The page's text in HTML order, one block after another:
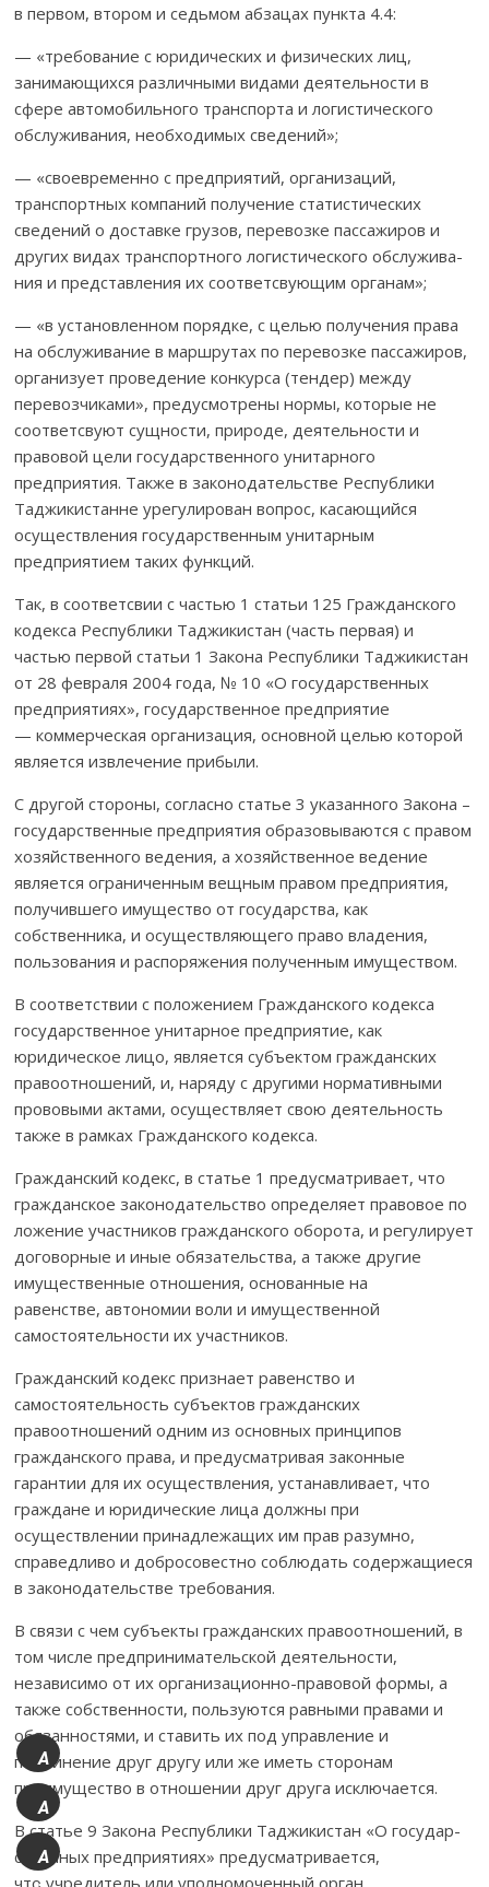
в первом, втором и седьмом абзацах пункта 4.4:
— «требование с юридических и физических лиц,
занимающихся различными видами деятельности в
сфере автомобильного транспорта и логистического
обслуживания, необходимых сведений»;
— «своевременно с предприятий, организаций,
транспорт­ных ком­па­ний получение статистических
сведений о доставке грузов, перевозке пассажиров и
других видах транспортного логистического обслужива­
ния и представления их соответсвующим органам»;
— «в установленном порядке, с целью получения права
на обслужи­вание в маршрутах по перевозке пассажиров,
организует проведение конкурса (тендер) между
перевозчиками», предусмотрены нормы, кото­рые не
соответсвуют сущности, природе, деятельности и
правовой цели государственного унитарного
предприятия. Также в законода­тельстве Республики
Таджикистанне урегулирован вопрос, касающийся
осущест­вления государ­ствен­ным унитарным
предприятием таких функций.
Так, в соответсвии с частью 1 статьи 125 Гражданского
кодекса Рес­пуб­лики Таджикистан (часть первая) и
частью первой статьи 1 Закона Республики Таджикистан
от 28 февраля 2004 года, № 10 «О государ­ственных
предприятиях», государственное предприятие
— коммерческая организация, основной целью которой
является извлечение прибыли.
С другой стороны, согласно статье 3 указанного Закона –
государственные предприятия образовываются с правом
хозяйственного ведения, а хозяйственное ведение
является ограниченным вещным правом предприятия,
получившего имущество от государства, как
собственника, и осуществляющего право владения,
пользования и распоряжения полученным имуществом.
В соответствии с положением Гражданского кодекса
государ­ствен­­ное унитарное предприятие, как
юридическое лицо, является субъектом гражданских
правоотношений, и, наряду с другими норматив­ными
прововыми актами, осуществляет свою деятельность
также в рамках Гражданского кодекса.
Гражданский кодекс, в статье 1 предусматривает, что
гражданское законодательство определяет правовое по
ложение участников граж­дан­ского оборота, и регулирует
договорные и иные обязательства, а также другие
имущественные отношения, основанные на
равенстве, автономии воли и имущественной
самостоятельности их участников.
Гражданский кодекс признает равенство и
самостоятельность субъектов гражданских
правоотношений одним из основных принципов
гражданского права, и предусматривая законные
гарантии для их осу­щест­вления, устанавливает, что
граждане и юридические лица должны при
осуществлении принадлежащих им прав разумно,
справедливо и добросовестно соблюдать содержащиеся
в законодатель­стве требования.
В связи с чем субъекты гражданских правоотношений, в
том числе предпри­ни­ма­тельской деятельности,
независимо от их организационно-правовой формы, а
также собственности, пользуются равными правами и
обязанностями, и ставить их под управление и
подчинение друг другу или же иметь сторонам
преимущество в отношении друг друга исклю­чается.
В статье 9 Закона Республики Таджикистан «О государ­
ственных предприятиях» предусматривается,
что учредитель или уполномоченный орган
A
+
A
A